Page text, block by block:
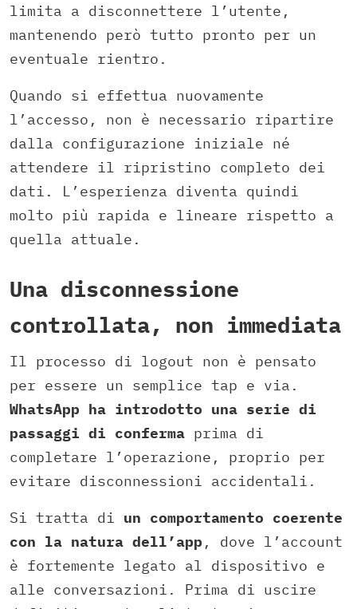
limita a disconnettere l’utente,
mantenendo però tutto pronto per un
eventuale rientro.
Quando si effettua nuovamente
l’accesso, non è necessario ripartire
dalla configurazione iniziale né
attendere il ripristino completo dei
dati. L’esperienza diventa quindi
molto più rapida e lineare rispetto a
quella attuale.
Una disconnessione
controllata, non immediata
Il processo di logout non è pensato
per essere un semplice tap e via.
WhatsApp ha introdotto una serie di
passaggi di conferma prima di
completare l’operazione, proprio per
evitare disconnessioni accidentali.
Si tratta di un comportamento coerente
con la natura dell’app , dove l’account
è fortemente legato al dispositivo e
alle conversazioni. Prima di uscire